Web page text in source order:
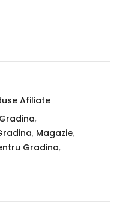
Afiliate
,
, Magazie,
Gradina,